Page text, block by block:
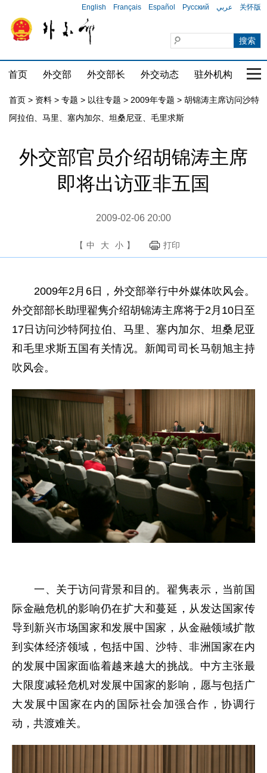
English Français Español Русский عربي 关怀版
首页 外交部 外交部长 外交动态 驻外机构 国
首页 > 资料 > 专题 > 以往专题 > 2009年专题 > 胡锦涛主席访问沙特
阿拉伯、马里、塞内加尔、坦桑尼亚、毛里求斯
外交部官员介绍胡锦涛主席
即将出访亚非五国
2009-02-06 20:00
【 中 大 小 】 打印
2009年2月6日，外交部举行中外媒体吹风会。
外交部部长助理翟隽介绍胡锦涛主席将于2月10日至
17日访问沙特阿拉伯、马里、塞内加尔、坦桑尼亚
和毛里求斯五国有关情况。新闻司司长马朝旭主持
吹风会。
一、关于访问背景和目的。翟隽表示，当前国
际金融危机的影响仍在扩大和蔓延，从发达国家传
导到新兴市场国家和发展中国家，从金融领域扩散
到实体经济领域，包括中国、沙特、非洲国家在内
的发展中国家面临着越来越大的挑战。中方主张最
大限度减轻危机对发展中国家的影响，愿与包括广
大发展中国家在内的国际社会加强合作，协调行
动，共渡难关。